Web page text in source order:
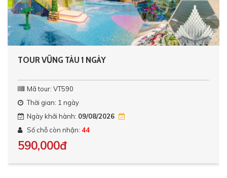
TOUR VŨNG TÀU 1 NGÀY
Mã tour: VT590
Thời gian: 1 ngày
Ngày khởi hành: 09/08/2026
Số chỗ còn nhận: 44
590,000đ